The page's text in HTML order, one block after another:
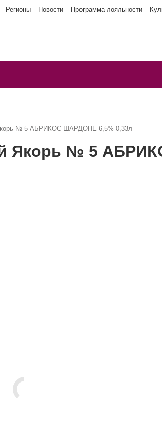
Регионы Новости Программа лояльности
Якорь № 5 АБРИКОС ШАРДОНЕ 6,5% 0,33л
Якорь № 5